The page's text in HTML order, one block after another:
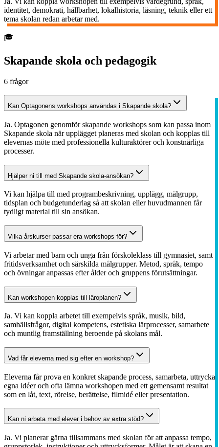
identitet, demokrati, hållbarhet, lokalhistoria, läsning, teknik eller ett
tema skolan redan arbetar med.
🎓
Skapande skola och pedagogik
6 frågor
Kan Optagonens workshops användas i Skapande skola?
Ja. Optagonen genomför skapande workshops som kan passa inom
Skapande skola när upplägget planeras med skolan och kopplas till
elevernas möte med professionella kulturaktörer och konstnärliga
processer.
Hjälper ni till med Skapande skola-ansökan?
Vi kan hjälpa till med programbeskrivning, upplägg, målgrupp,
tidsplan och budgetunderlag så att skolan eller huvudmannen får
tydligt material till sin ansökan.
Vilka årskurser passar era workshops för?
Vi arbetar med barn och unga från förskoleklass till gymnasiet, samt
fritidsverksamhet och särskilda målgrupper. Metod, språk, tempo
och övningar anpassas efter ålder och gruppens förutsättningar.
Kan workshopen kopplas till läroplanen?
Ja. Vi kan koppla arbetet till exempelvis språk, musik, bild,
samhällsfrågor, digital kompetens, estetiska lärprocesser, samarbete
och muntlig framställning beroende på skolans mål.
Vad får eleverna med sig efter en workshop?
Eleverna får prova en konkret skapande process, samarbeta, uttrycka
egna idéer och ofta lämna workshopen med ett gemensamt resultat
som en låt, text, rörelse, berättelse, filmidé eller presentation.
Kan ni arbeta med elever i behov av extra stöd?
Ja. Vi planerar gärna tillsammans med skolan för att anpassa tempo,